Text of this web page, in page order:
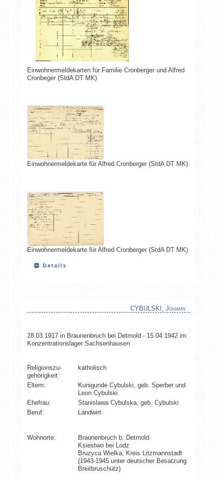
Einwohnermeldekarten für Familie Cronberger und Alfred
Cronbeger (StdA DT MK)
Einwohnermeldekarte für Alfred Cronberger (StdA DT MK)
Einwohnermeldekarte für Alfred Cronberger (StdA DT MK)
Details
CYBULSKI, Johann
28.03.1917 in Braunenbruch bei Detmold - 15.04.1942 im
Konzentrationslager Sachsenhausen
Religionszu­
gehörigkeit:
katholisch
Eltern:
Kunigunde Cybulski, geb. Sperber und
Leon Cybulski
Ehefrau:
Stanislawa Cybulska, geb. Cybulski
Beruf:
Landwirt
Wohnorte:
Braunenbruch b. Detmold
Ksiestwo bei Lodz
Bruzyca Wielka, Kreis Litzmannstadt
(1943-1945 unter deutscher Besatzung
Breitbruschütz)